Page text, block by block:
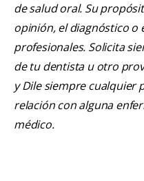
de salud oral. Su
opinión, el diagnóstico o
profesionales. Solicita
de tu dentista u otro
y Dile siempre cualquier
relación con alguna
médico.